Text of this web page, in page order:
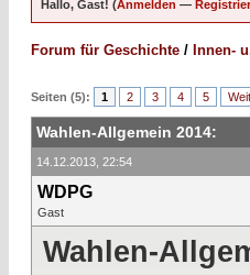
Hallo, Gast! (Anmelden —
Forum für Geschichte / Innen-
Seiten (5): 1 2 3 4 5
Wahlen-Allgemein 2014:
14.12.2013, 22:54
WDPG
Gast
Wahlen-